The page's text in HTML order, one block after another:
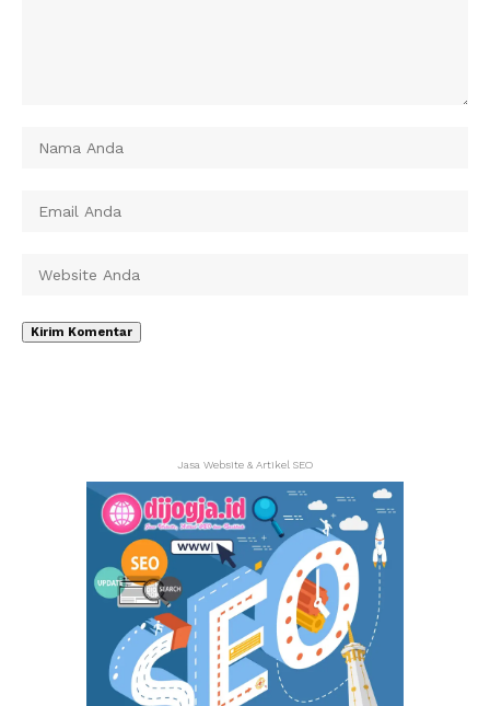
Jasa Website & Artikel SEO